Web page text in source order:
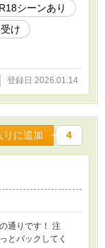
R18シーンあり
け
登録日 2026.01.14
りに追加 4
通りです！ 注
とバックしてく